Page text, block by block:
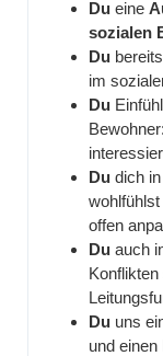
Du eine
sozialen
Du
im
Du
Du dich
offen
Du auch
Du uns
und